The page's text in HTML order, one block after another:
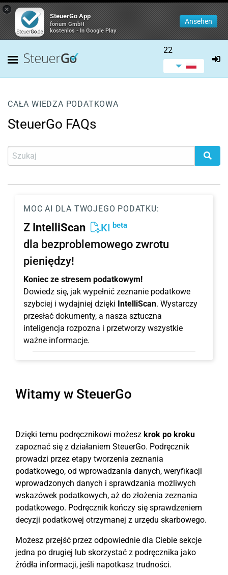
×
SteuerGo App
forium GmbH
kostenlos - In Google Play
Ansehen
22
CAŁA WIEDZA PODATKOWA
SteuerGo FAQs
MOC AI DLA TWOJEGO PODATKU:
Z IntelliScan KI beta
dla bezproblemowego zwrotu
pieniędzy!
Koniec ze stresem podatkowym!
Dowiedz się, jak wypełnić zeznanie podatkowe
szybciej i wydajniej dzięki IntelliScan. Wystarczy
przesłać dokumenty, a nasza sztuczna
inteligencja rozpozna i przetworzy wszystkie
ważne informacje.
Witamy w SteuerGo
Dzięki temu podręcznikowi możesz krok po kroku
zapoznać się z działaniem SteuerGo. Podręcznik
prowadzi przez etapy tworzenia zeznania
podatkowego, od wprowadzania danych, weryfikacji
wprowadzonych danych i sprawdzania możliwych
wskazówek podatkowych, aż do złożenia zeznania
podatkowego. Podręcznik kończy się sprawdzeniem
decyzji podatkowej otrzymanej z urzędu skarbowego.
Możesz przejść przez odpowiednie dla Ciebie sekcje
jedna po drugiej lub skorzystać z podręcznika jako
źródła informacji, jeśli napotkasz trudności.